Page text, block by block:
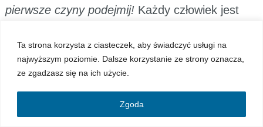
Ta strona korzysta z ciasteczek, aby świadczyć usługi na
najwyższym poziomie. Dalsze korzystanie ze strony oznacza,
ze zgadzasz się na ich użycie.
Zgoda
pierwsze czyny podejmij!Każdy człowiek jest
ziemię uratować każdego człowieka – biednego,
bogatego, głuchego, ślepego, kulawego –
każdego przyszedł uratować, wydobyć go z
wewnętrzny człowiek, który jest duszą, gdzie